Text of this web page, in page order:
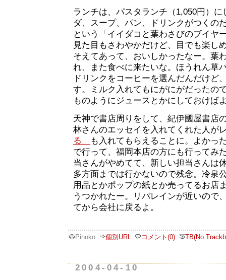
ランチは、パスタランチ（1,050円）
ダ、スープ、パン、ドリンクがつくの
という「イイダコと葉わさびのブイヤ
見た目もさわやかだけど、目でも楽し
そえてあって、おいしかったなー。葉
れ、また食べに来たいな。ほうれん草
ドリンクをコーヒーを選んだんだけど
す。ミルク入れてもにがにがだったの
ものようにジュースとかにしておけば
天神で書店周りをして、紀伊國屋書店
林さんのエッセイを入れてくれた人が
る」
も入れてもらえることに。よかっ
で行って、福岡本店の方にも行ってみ
当さんがやめてて、新しい担当さんは
多方面までは行かないので残念。冷泉
用品とかポップの紙とか売ってるお店
うつかれたー。リバレインが近いので
てから会社に戻るよ。
Pinoko 個別URL コメント(0) TB(No
2004-04-10